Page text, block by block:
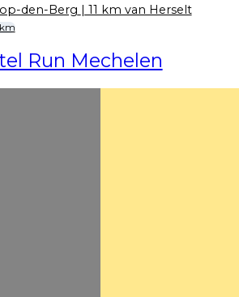
den-Berg | 11 km van Herselt
Run Mechelen